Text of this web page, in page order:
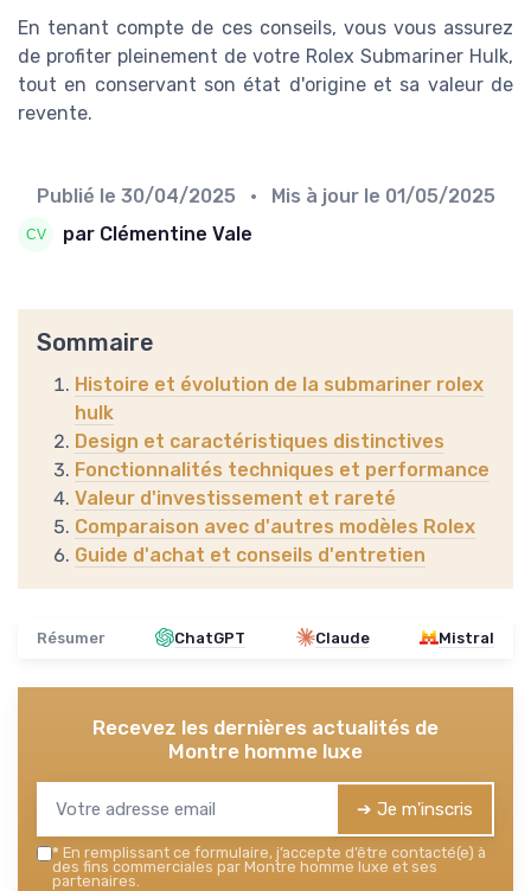
En tenant compte de ces conseils, vous vous assurez
de profiter pleinement de votre Rolex Submariner Hulk,
tout en conservant son état d'origine et sa valeur de
revente.
Publié le 30/04/2025 • Mis à jour le 01/05/2025
par Clémentine Vale
Sommaire
Histoire et évolution de la submariner rolex
hulk
Design et caractéristiques distinctives
Fonctionnalités techniques et performance
Valeur d'investissement et rareté
Comparaison avec d'autres modèles Rolex
Guide d'achat et conseils d'entretien
Résumer ChatGPT Claude Mistral
Recevez les dernières actualités de
Montre homme luxe
➔ Je m'inscris
* En remplissant ce formulaire, j’accepte d’être contacté(e) à
des fins commerciales par Montre homme luxe et ses
partenaires.